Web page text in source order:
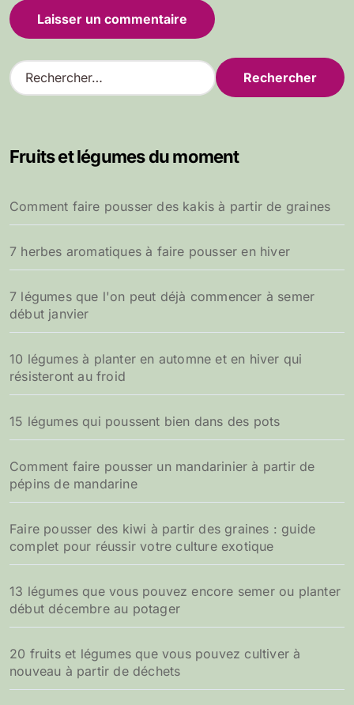
R
e
r
e
r
:
Fruits et légumes du moment
Comment faire pousser des kakis à partir de graines
7 herbes aromatiques à faire pousser en hiver
7 légumes que l'on peut déjà commencer à semer
début janvier
10 légumes à planter en automne et en hiver qui
résisteront au froid
15 légumes qui poussent bien dans des pots
Comment faire pousser un mandarinier à partir de
pépins de mandarine
Faire pousser des kiwi à partir des graines : guide
complet pour réussir votre culture exotique
13 légumes que vous pouvez encore semer ou planter
début décembre au potager
20 fruits et légumes que vous pouvez cultiver à
nouveau à partir de déchets